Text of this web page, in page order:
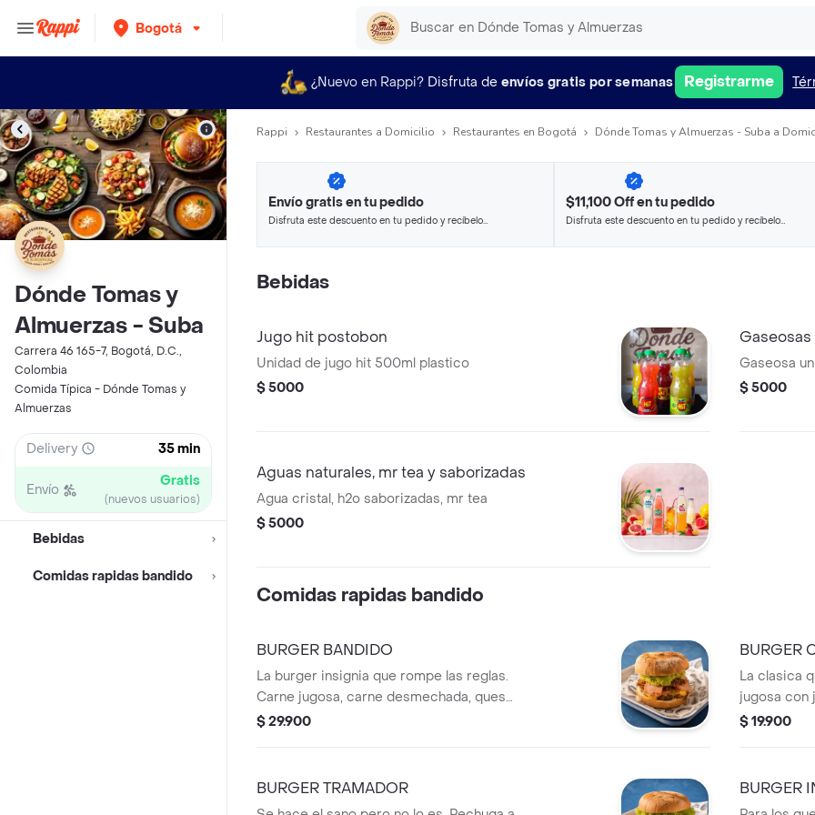
Bogotá
¿Nuevo en Rappi? Disfruta de envíos gratis por semanas Registrarme
Dónde Tomas y
Almuerzas - Suba
Carrera 46 165-7, Bogotá, D.C.,
Colombia
Comida Típica - Dónde Tomas y
Almuerzas
Delivery 35 min
Envío Gratis
(nuevos usuarios)
Bebidas
Comidas rapidas bandido
Rappi Restaurantes a Domicilio Restaurantes en Bogotá Dónde Tomas y Almuerzas - Suba a
Envío gratis en tu pedido
Disfruta este descuento en tu pedido y recíbelo
$11,100 Off en tu pedido
Disfruta este descuento en tu pedido y recíbelo
Bebidas
Jugo hit postobon
Unidad de jugo hit 500ml plastico
$ 5000
Gaseosa
$ 5000
Aguas naturales, mr tea y saborizadas
Agua cristal, h2o saborizadas, mr tea
$ 5000
Comidas rapidas bandido
BURGER BANDIDO
La burger insignia que rompe las reglas.
Carne jugosa, carne desmechada, queso
cheddar derretido, tocineta crocante,
$ 29.900
BURGER
La clasica
jugosa con
lechuga y
$ 19.900
BURGER TRAMADOR BURGER